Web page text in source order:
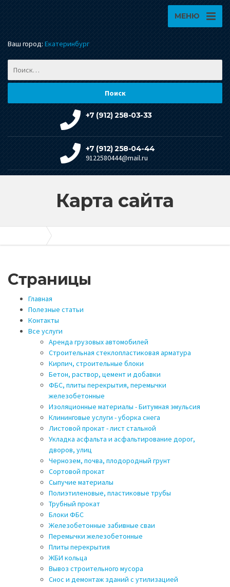
Ваш город: Екатеринбург
МЕНЮ
+7 (912) 258-03-33
+7 (912) 258-04-44
9122580444@mail.ru
Карта сайта
Страницы
Главная
Полезные статьи
Контакты
Все услуги
Аренда грузовых автомобилей
Строительная стеклопластиковая арматура
Кирпич, строительные блоки
Бетон, раствор, цемент и добавки
ФБС, плиты перекрытия, перемычки
железобетонные
Изоляционные материалы - Битумная эмульсия
Клининговые услуги - уборка снега
Листовой прокат - лист стальной
Укладка асфальта и асфальтирование дорог,
дворов, улиц
Чернозем, почва, плодородный грунт
Сортовой прокат
Сыпучие материалы
Полиэтиленовые, пластиковые трубы
Трубный прокат
Блоки ФБС
Железобетонные забивные сваи
Перемычки железобетонные
Плиты перекрытия
ЖБИ кольца
Вывоз строительного мусора
Снос и демонтаж зданий с утилизацией